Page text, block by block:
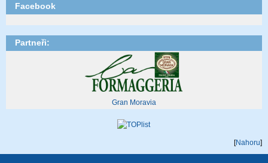
Facebook
Partneři:
Gran Moravia
[Nahoru]